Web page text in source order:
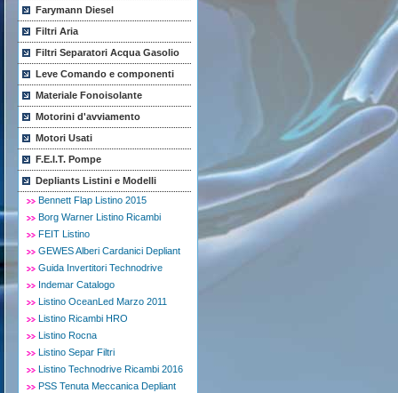
Farymann Diesel
Filtri Aria
Filtri Separatori Acqua Gasolio
Leve Comando e componenti
Materiale Fonoisolante
Motorini d'avviamento
Motori Usati
F.E.I.T. Pompe
Depliants Listini e Modelli
Bennett Flap Listino 2015
Borg Warner Listino Ricambi
FEIT Listino
GEWES Alberi Cardanici Depliant
Guida Invertitori Technodrive
Indemar Catalogo
Listino OceanLed Marzo 2011
Listino Ricambi HRO
Listino Rocna
Listino Separ Filtri
Listino Technodrive Ricambi 2016
PSS Tenuta Meccanica Depliant